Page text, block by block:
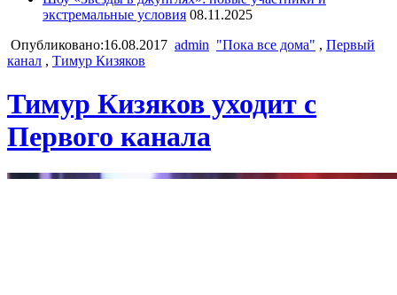
экстремальные условия 08.11.2025
Опубликовано:16.08.2017 admin "Пока все дома" , Первый
канал , Тимур Кизяков
Тимур Кизяков уходит с
Первого канала